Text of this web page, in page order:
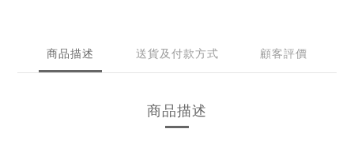
商品描述 送貨及付款方式 顧客評價
商品描述